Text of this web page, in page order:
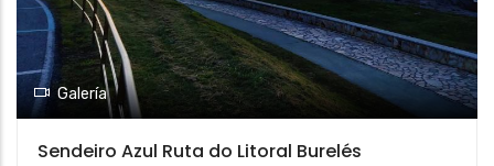
Galería
Sendeiro Azul Ruta do Litoral Burelés